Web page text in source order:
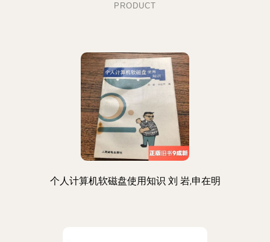
PRODUCT
个人计算机软磁盘使用知识 刘 岩,申在明